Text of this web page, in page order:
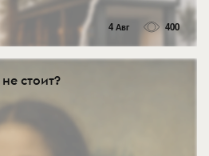
4 Авг 400
стоит?